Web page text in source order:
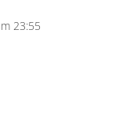
23:55